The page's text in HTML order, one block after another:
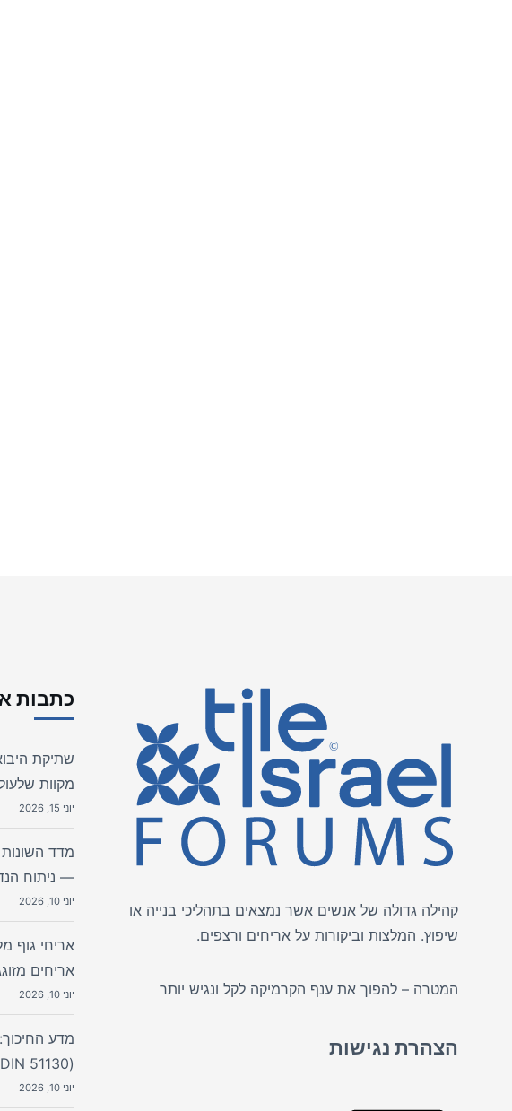
קהילה גדולה של אנשים אשר נמצאים בתהליכי בנייה או
שיפוץ. המלצות וביקורות על אריחים ורצפים.
המטרה – להפוך את ענף הקרמיקה לקל ונגיש יותר
הצהרת נגישות
כתבות
מקוות
יוני 15, 2026
— ניתוח
יוני 10, 2026
אריחים
יוני 10, 2026
מדע
(DIN 51130) באריחי ריצוף
יוני 10, 2026